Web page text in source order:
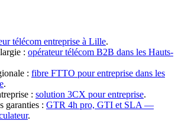
télécom entreprise à Lille.
: opérateur télécom B2B dans les Hauts-
: fibre FTTO pour entreprise dans les
.
: solution 3CX pour entreprise.
garanties : GTR 4h pro, GTI et SLA —
.